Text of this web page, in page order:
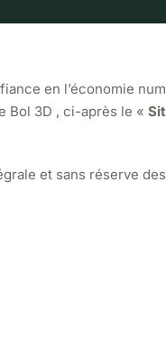
en l’économie
Bol 3D , ci-après le «
et sans réserve